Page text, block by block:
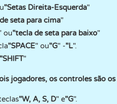
"Setas Direita-Esquerda"
seta para cima"
ou"tecla de seta para baixo"
"SPACE" ou"G" -"L".
"SHIFT"
jogadores, os controles são
"W, A, S, D" e"G".